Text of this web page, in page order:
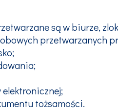
są w biurze,
przetwarzanych
tożsamości.